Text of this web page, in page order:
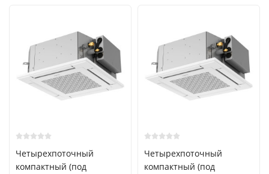
Четырехпоточный
компактный (под
Четырехпоточный
компактный (под